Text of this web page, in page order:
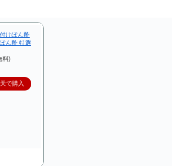
けぽん酢
ん酢 特選
料)
で購入